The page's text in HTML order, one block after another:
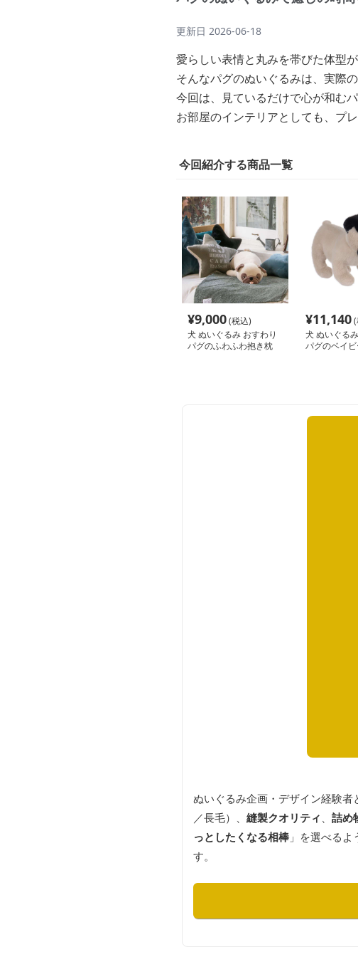
更新日 2026-06-18
愛らしい表情と丸みを帯びた体型が
そんなパグのぬいぐるみは、実際
今回は、見ているだけで心が和む
お部屋のインテリアとしても、プ
今回紹介する商品一覧
¥9,000(税込)
犬 ぬいぐるみ おすわり
パグのふわふわ抱き枕
¥11,140
犬 ぬいぐる
パグのベイ
ぬいぐるみ企画・デザイン経験者
／長毛）、 縫製クオリティ 、 詰め
っとしたくなる相棒 」を選べる
す。